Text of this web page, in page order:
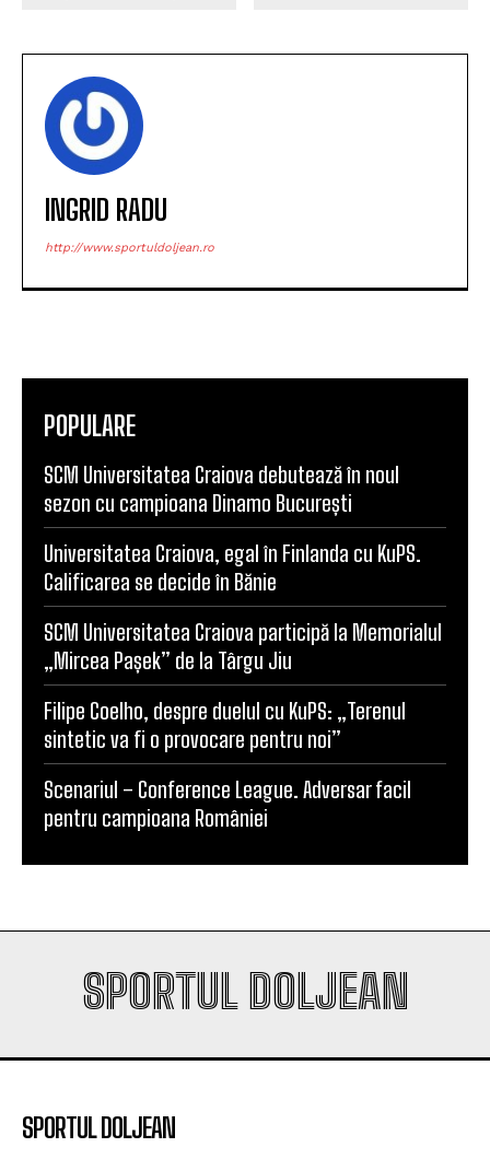
INGRID RADU
http://www.sportuldoljean.ro
POPULARE
SCM Universitatea Craiova debutează în noul
sezon cu campioana Dinamo București
Universitatea Craiova, egal în Finlanda cu KuPS.
Calificarea se decide în Bănie
SCM Universitatea Craiova participă la Memorialul
„Mircea Pașek” de la Târgu Jiu
Filipe Coelho, despre duelul cu KuPS: „Terenul
sintetic va fi o provocare pentru noi”
Scenariul – Conference League. Adversar facil
pentru campioana României
SPORTUL DOLJEAN
SPORTUL DOLJEAN